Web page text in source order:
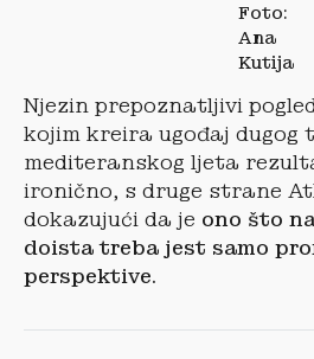
Foto:
Ana
Kutija
Njezin prepoznatljivi
kojim kreira ugođaj dugog
mediteranskog ljeta
ironično, s druge strane
dokazujući da je ono što
doista treba jest samo
perspektive.